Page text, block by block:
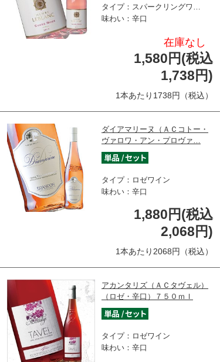
タイプ：スパークリングワ…
味わい：辛口
在庫なし
1,580円(税込
1,738円)
1本あたり1738円（税込）
ダイアマリーヌ（ＡＣコトー・
ヴァロワ・アン・プロヴァ…
タイプ：ロゼワイン
味わい：辛口
1,880円(税込
2,068円)
1本あたり2068円（税込）
アカンタリズ（ＡＣタヴェル）
（ロゼ・辛口）７５０ｍｌ
タイプ：ロゼワイン
味わい：辛口